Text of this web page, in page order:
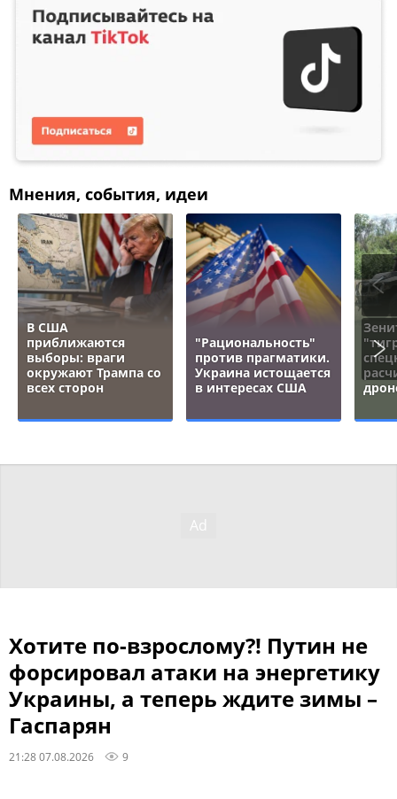
Мнения, события, идеи
В США
приближаются
выборы: враги
окружают Трампа со
всех сторон
"Рациональность"
против прагматики.
Украина истощается
в интересах США
Хотите по-взрослому?! Путин не
форсировал атаки на энергетику
Украины, а теперь ждите зимы –
Гаспарян
21:28 07.08.2026 9